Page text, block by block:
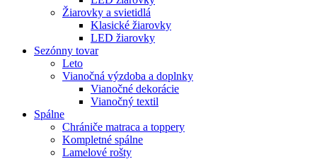
Žiarovky a svietidlá
Klasické žiarovky
LED žiarovky
Sezónny tovar
Leto
Vianočná výzdoba a doplnky
Vianočné dekorácie
Vianočný textil
Spálne
Chrániče matraca a toppery
Kompletné spálne
Lamelové rošty